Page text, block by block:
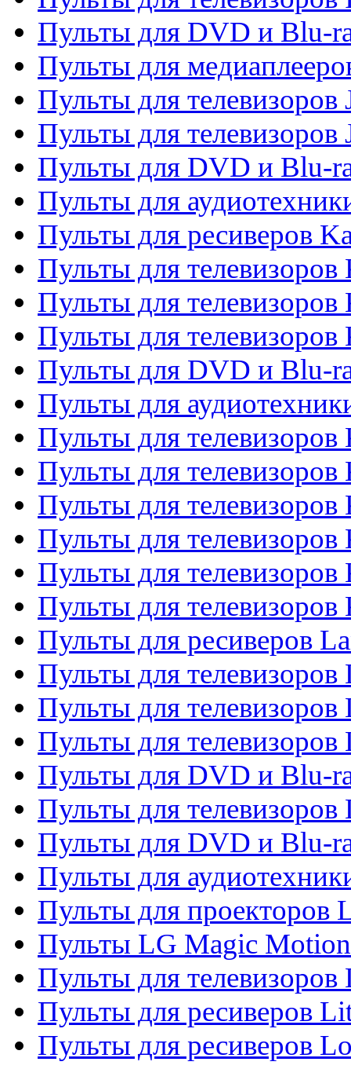
Пульты для DVD и Blu-
Пульты для
Пульты для телевизоров
Пульты для телевизоров
Пульты для DVD и Blu-
Пульты для
Пульты для ресиверов
Пульты для телевизоров
Пульты для телевизоров
Пульты для телевизоров
Пульты для DVD и Blu-
Пульты для
Пульты для
Пульты для телевизоров
Пульты для телевизоров
Пульты для телевизоров
Пульты для
Пульты для
Пульты для ресиверов
Пульты для телевизоров
Пульты для телевизоров
Пульты для телевизоров
Пульты для DVD и Blu-
Пульты для телевизоров
Пульты для DVD и Blu-
Пульты для
Пульты для проекторов
Пульты LG Magic Motion
Пульты для
Пульты для ресиверов
Пульты для ресиверов